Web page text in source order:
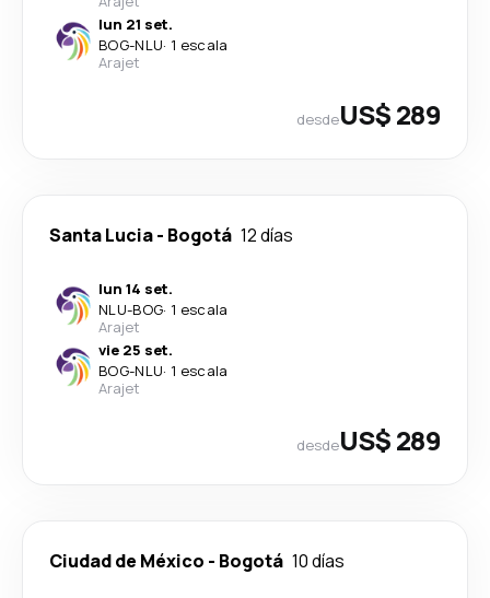
lun 21 set.
BOG-NLU· 1 escala
Arajet
desdeUS$ 289
Santa Lucia- Bogotá 12 días
lun 14 set.
NLU-BOG· 1 escala
Arajet
vie 25 set.
BOG-NLU· 1 escala
Arajet
desdeUS$ 289
Ciudad de México - Bogotá 10 días